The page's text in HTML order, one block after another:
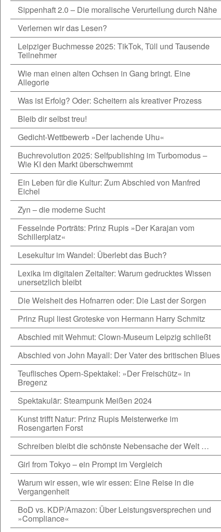
Sippenhaft 2.0 – Die moralische Verurteilung durch Nähe
Verlernen wir das Lesen?
Leipziger Buchmesse 2025: TikTok, Tüll und Tausende
Teilnehmer
Wie man einen alten Ochsen in Gang bringt. Eine
Allegorie
Was ist Erfolg? Oder: Scheitern als kreativer Prozess
Bleib dir selbst treu!
Gedicht-Wettbewerb »Der lachende Uhu«
Buchrevolution 2025: Selfpublishing im Turbomodus –
Wie KI den Markt überschwemmt
Ein Leben für die Kultur: Zum Abschied von Manfred
Eichel
Zyn – die moderne Sucht
Fesselnde Porträts: Prinz Rupis »Der Karajan vom
Schillerplatz«
Lesekultur im Wandel: Überlebt das Buch?
Lexika im digitalen Zeitalter: Warum gedrucktes Wissen
unersetzlich bleibt
Die Weisheit des Hofnarren oder: Die Last der Sorgen
Prinz Rupi liest Groteske von Hermann Harry Schmitz
Abschied mit Wehmut: Clown-Museum Leipzig schließt
Abschied von John Mayall: Der Vater des britischen Blues
Teuflisches Opern-Spektakel: »Der Freischütz« in
Bregenz
Spektakulär: Steampunk Meißen 2024
Kunst trifft Natur: Prinz Rupis Meisterwerke im
Rosengarten Forst
Schreiben bleibt die schönste Nebensache der Welt …
Girl from Tokyo – ein Prompt im Vergleich
Warum wir essen, wie wir essen: Eine Reise in die
Vergangenheit
BoD vs. KDP/Amazon: Über Leistungsversprechen und
»Compliance«